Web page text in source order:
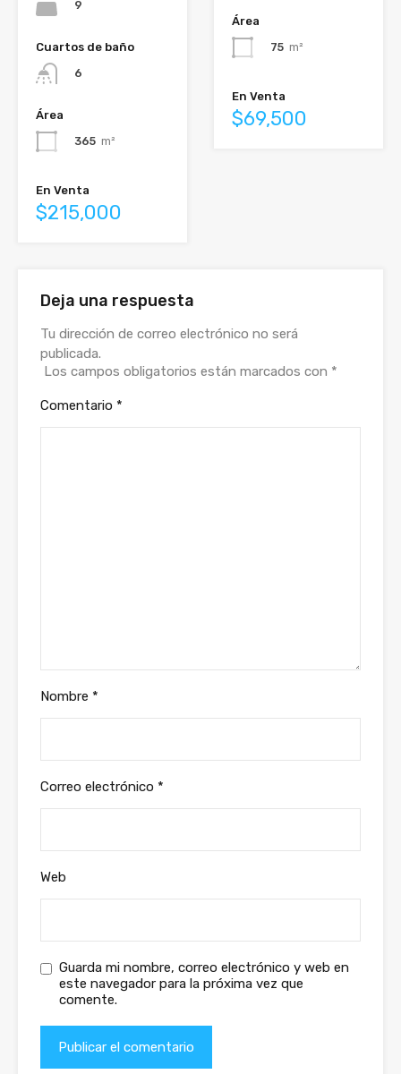
9
Cuartos de baño
6
Área
365 m²
En Venta
$215,000
Área
75 m²
En Venta
$69,500
Deja una respuesta
Tu dirección de correo electrónico no será
publicada.
Los campos obligatorios están marcados con *
Comentario *
Nombre *
Correo electrónico *
Web
Guarda mi nombre, correo electrónico y web en
este navegador para la próxima vez que
comente.